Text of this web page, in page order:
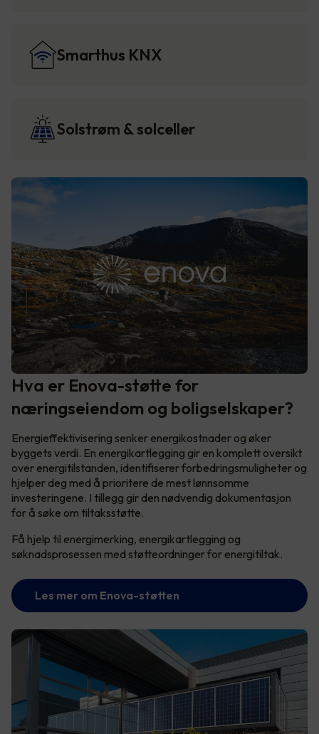
Smarthus KNX
Solstrøm & solceller
Hva er Enova-støtte for
næringseiendom og boligselskaper?
Energieffektivisering senker energikostnader og øker
byggets verdi. En energikartlegging gir en komplett oversikt
over energitilstanden, identifiserer forbedringsmuligheter og
hjelper deg med å prioritere de mest lønnsomme
investeringene. I tillegg gir den nødvendig dokumentasjon
for å søke om tiltaksstøtte.
Få hjelp til energimerking, energikartlegging og
søknadsprosessen med støtteordninger for energitiltak.
Les mer om Enova-støtten